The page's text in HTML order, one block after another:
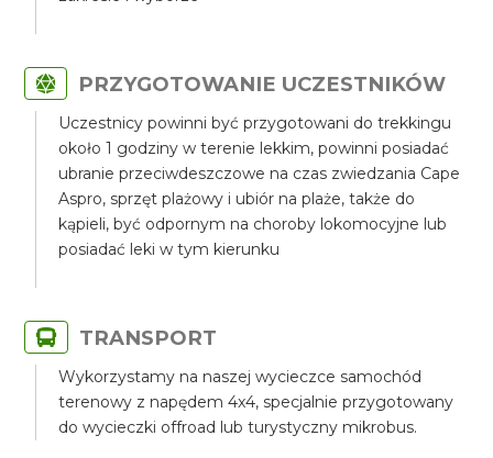
PRZYGOTOWANIE UCZESTNIKÓW
Uczestnicy powinni być przygotowani do trekkingu
około 1 godziny w terenie lekkim, powinni posiadać
ubranie przeciwdeszczowe na czas zwiedzania Cape
Aspro, sprzęt plażowy i ubiór na plaże, także do
kąpieli, być odpornym na choroby lokomocyjne lub
posiadać leki w tym kierunku
TRANSPORT
Wykorzystamy na naszej wycieczce samochód
terenowy z napędem 4x4, specjalnie przygotowany
do wycieczki offroad lub turystyczny mikrobus.